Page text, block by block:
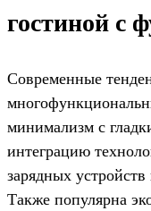
гостиной с
Современные
минимализм с
интеграцию
зарядных
Также популярна